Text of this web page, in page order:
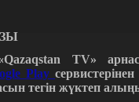
TV»
Play
тегін жүктеп